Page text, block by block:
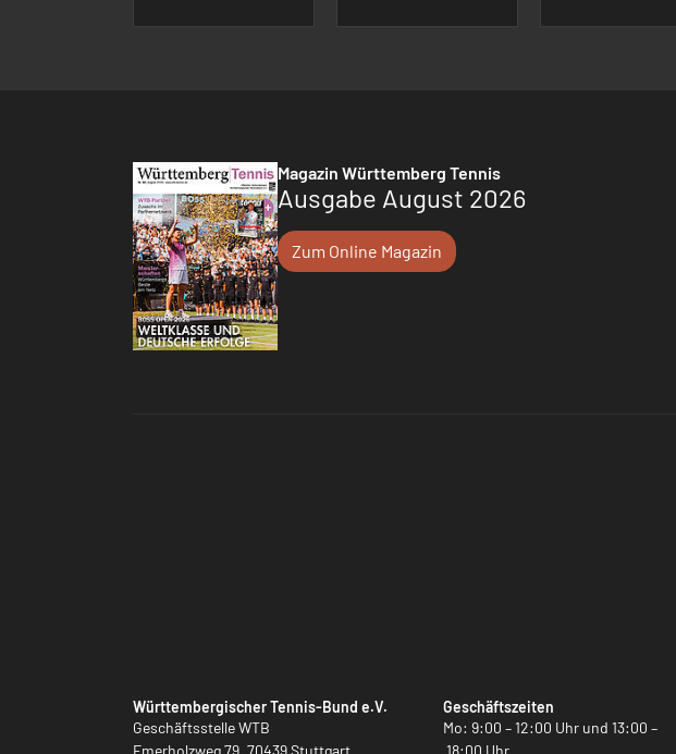
Magazin Württemberg Tennis
Ausgabe August 2026
Zum Online Magazin
Württembergischer Tennis-Bund e.V.
Geschäftsstelle WTB
Emerholzweg 79, 70439 Stuttgart
Geschäftszeiten
Mo: 9:00 – 12:00 Uhr und 13:00 –
18:00 Uhr